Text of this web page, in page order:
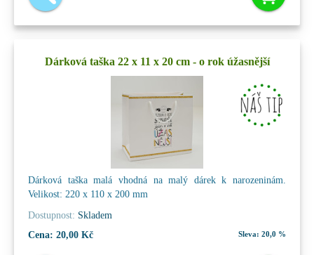
Dárková taška 22 x 11 x 20 cm - o rok úžasnější
Dárková taška malá vhodná na malý dárek k narozeninám.
Velikost: 220 x 110 x 200 mm
Dostupnost: Skladem
Cena: 20,00 Kč Sleva: 20,0 %